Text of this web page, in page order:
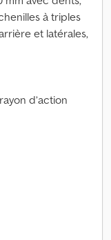
à triples
et latérales,
d’action